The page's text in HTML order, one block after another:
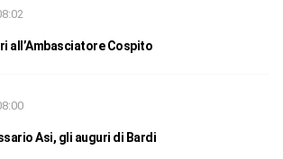
all’Ambasciatore Cospito
Asi, gli auguri di Bardi